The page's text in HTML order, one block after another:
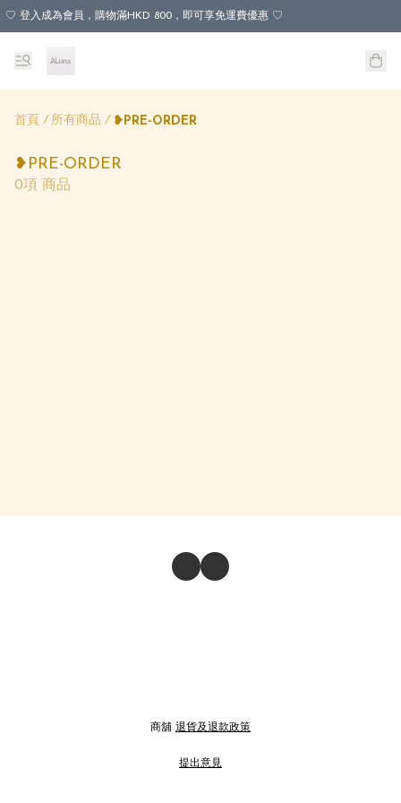
♡ 登入成為會員，購物滿HKD 800，即可享免運費優惠 ♡
首頁 / 所有商品 / ❥PRE-ORDER
❥PRE-ORDER
0項 商品
商舖 退貨及退款政策
提出意見